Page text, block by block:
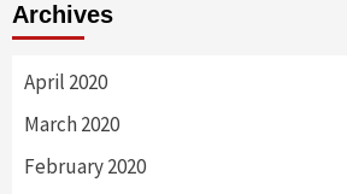
Archives
April 2020
March 2020
February 2020